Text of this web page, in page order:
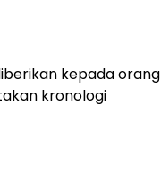
kepada orang
kronologi